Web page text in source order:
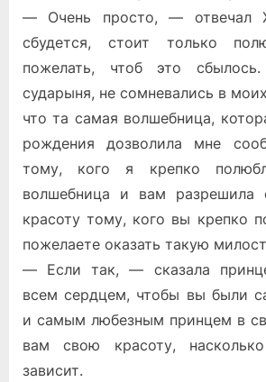
— Очень просто, — отвечал
сбудется, стоит только
пожелать, чтоб это
сударыня, не сомневались в
что та самая волшебница,
рождения дозволила мне
тому, кого я крепко
волшебница и вам разрешила
красоту тому, кого вы крепко
пожелаете оказать такую
— Если так, — сказала
всем сердцем, чтобы вы были
и самым любезным принцем в
вам свою красоту,
зависит.